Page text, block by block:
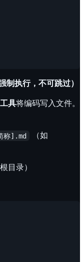
执行，不可跳过）
具将编码写入文件。
称].md （如
目录）